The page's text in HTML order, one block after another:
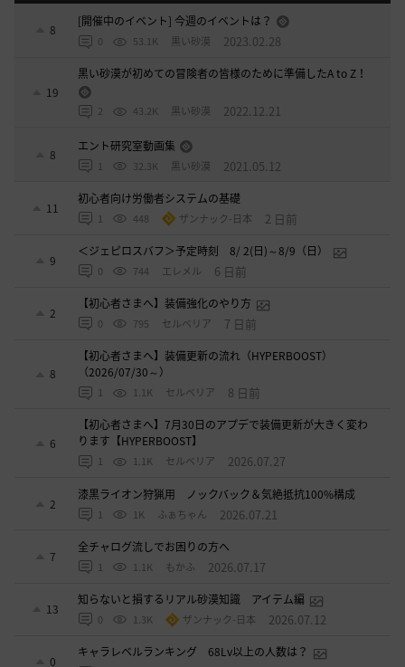
8
[開催中のイベント] 今週のイベントは？
0 53.1K 黒い砂漠 2023.02.28
19
黒い砂漠が初めての冒険者の皆様のために準備したA to Z！
2 43.2K 黒い砂漠 2022.12.21
8
エント研究室動画集
1 32.3K 黒い砂漠 2021.05.12
11
初心者向け労働者システムの基礎
1 448 ザンナック-日本 2 日前
9
＜ジェピロスバフ＞予定時刻 8/ 2(日)～8/9（日）
0 744 エレメル 6 日前
2
【初心者さまへ】装備強化のやり方
0 795 セルベリア 7 日前
8
【初心者さまへ】装備更新の流れ（HYPERBOOST）
（2026/07/30～）
1 1.1K セルベリア 8 日前
6
【初心者さまへ】7月30日のアプデで装備更新が大きく変わ
ります【HYPERBOOST】
1 1.1K セルベリア 2026.07.27
2
漆黒ライオン狩猟用 ノックバック＆気絶抵抗100%構成
1 1K ふぁちゃん 2026.07.21
7
全チャログ流しでお困りの方へ
1 1.1K もかふ 2026.07.17
13
知らないと損するリアル砂漠知識 アイテム編
0 1.3K ザンナック-日本 2026.07.12
0
キャラレベルランキング 68Lv以上の人数は？